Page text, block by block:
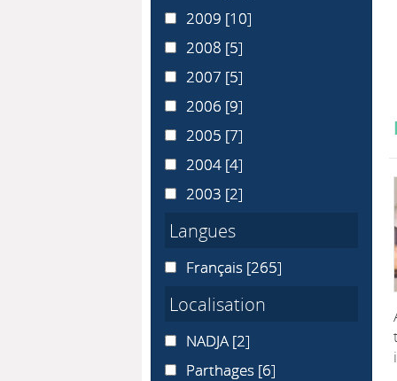
20092009 [10]
20082008 [5]
20072007 [5]
20062006 [9]
20052005 [7]
20042004 [4]
20032003 [2]
Langues
Français
Français [265]
Localisation
NADJANADJA [2]
Parthages
Parthages [6]